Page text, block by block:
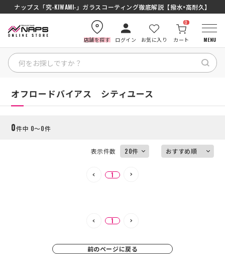
ナップス「究-KIWAMI-」ガラスコーティング徹底解説【撥水×高耐久】
店舗を探す ログイン お気に入り カート
0
MENU
HOME
絞り込む
HOME
オフロードバイアス シティユース
0件中 0～0件
表示件数
1
1
前のページに戻る